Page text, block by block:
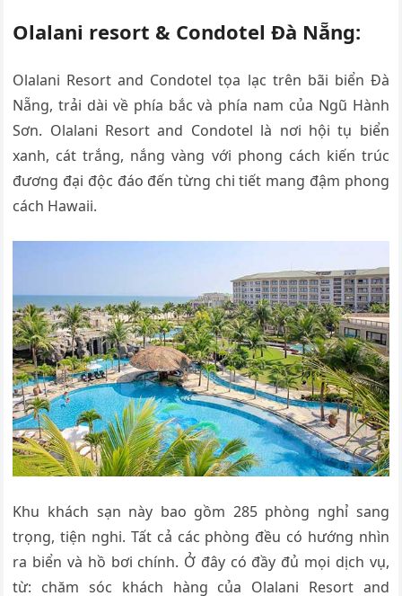
Olalani resort & Condotel Đà Nẵng:
Olalani Resort and Condotel tọa lạc trên bãi biển Đà
Nẵng, trải dài về phía bắc và phía nam của Ngũ Hành
Sơn. Olalani Resort and Condotel là nơi hội tụ biển
xanh, cát trắng, nắng vàng với phong cách kiến trúc
đương đại độc đáo đến từng chi tiết mang đậm phong
cách Hawaii.
Khu khách sạn này bao gồm 285 phòng nghỉ sang
trọng, tiện nghi. Tất cả các phòng đều có hướng nhìn
ra biển và hồ bơi chính. Ở đây có đầy đủ mọi dịch vụ,
từ: chăm sóc khách hàng của Olalani Resort and